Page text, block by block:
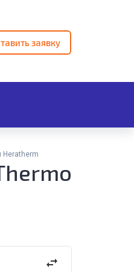
заявку
Heratherm
swap_horiz